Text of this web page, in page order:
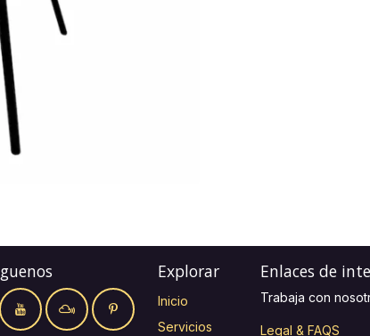
Explorar
Inicio
Servicios
Enlaces de
Trabaja con
Legal & FAQS